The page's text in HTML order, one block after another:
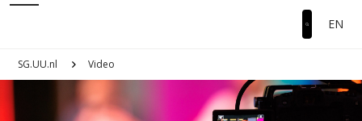
EN
SG.UU.nl Video